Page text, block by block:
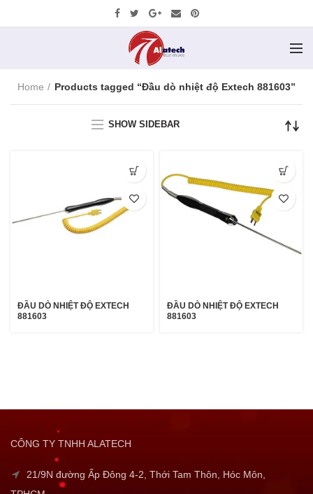
Home Products tagged “Đầu dò nhiệt độ Extech 881603”
SHOW SIDEBAR
ĐẦU DÒ NHIỆT ĐỘ EXTECH
881603
ĐẦU DÒ NHIỆT ĐỘ EXTECH
881603
CÔNG TY TNHH ALATECH
21/9N đường Ấp Đông 4-2, Thới Tam Thôn, Hóc Môn,